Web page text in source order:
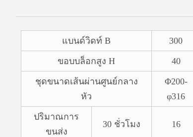
แบนด์วิดท์ B 300
ขอบบล็อกสูง H 40
ชุดขนาดเส้นผ่านศูนย์กลาง
หัว
Φ200-
φ316
ปริมาณการ
ขนส่ง
30 ชั่วโมง 16